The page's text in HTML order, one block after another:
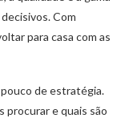
Com
para casa com as
de estratégia.
procurar e quais são